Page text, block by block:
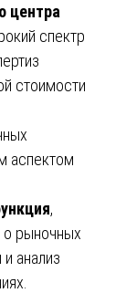
центра
спектр
стоимости
аспектом
,
рыночных
анализ